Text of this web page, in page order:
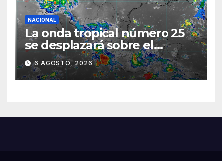
NACIONAL
La onda tropical número 25
se desplazará sobre el
sureste mexicano
6 AGOSTO, 2026